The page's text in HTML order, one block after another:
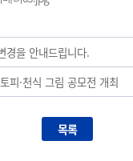
경을 안내드립니다.
피·천식 그림 공모전 개최
목록